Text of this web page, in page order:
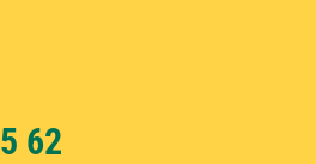
62